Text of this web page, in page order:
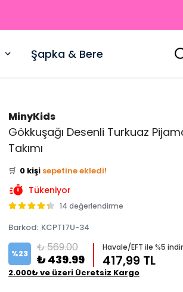
Şapka & Bere
MinyKids
Gökkuşağı Desenli Turkuaz
Takımı
👀 Şu an 3 kişi
🛒 0 kişi sepetine ekledi!
✅ Bugün 0 adet
Tükeniyor
14 değerlendirme
Barkod: KCPT17U-34
%23 ₺ 569.00
₺ 439.99
Havale/EFT ile %5
417,99 TL
2.000₺ ve üzeri Ücretsiz Kargo